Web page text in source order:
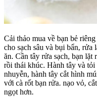
Cải thảo mua về bạn bẻ
cho sạch sâu và bụi bẩn, rửa
ăn. Cần tây rửa sạch, bạn lặt
rồi thái khúc. Hành tây và
nhuyễn, hành tây cắt hình
với cà rốt bạn rửa. nạo vỏ,
ngọt hơn.